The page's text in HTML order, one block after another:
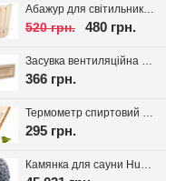
520 грн. 480 грн.
366 грн.
295 грн.
Камянка для сауни Huum Drop 9 кВт